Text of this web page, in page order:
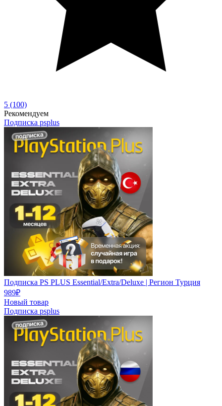
5 (100)
Рекомендуем
Подписка psplus
Подписка PS PLUS Essential/Extra/Deluxe | Регион Турция
989₽
Новый товар
Подписка psplus